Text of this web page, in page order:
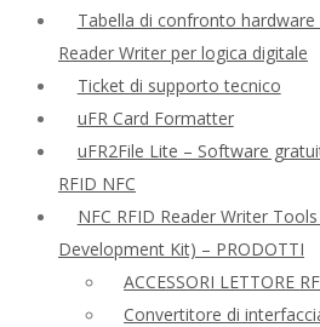
Tabella di confronto hardware
Reader Writer per logica digitale
Ticket di supporto tecnico
uFR Card Formatter
uFR2File Lite – Software
RFID NFC
NFC RFID Reader Writer
Development Kit) – PRODOTTI
ACCESSORI LETTORE
Convertitore di